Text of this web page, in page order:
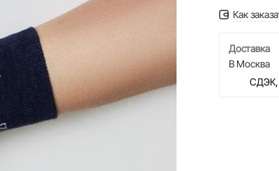
Как
Доставка
В Москва
СДЭК,